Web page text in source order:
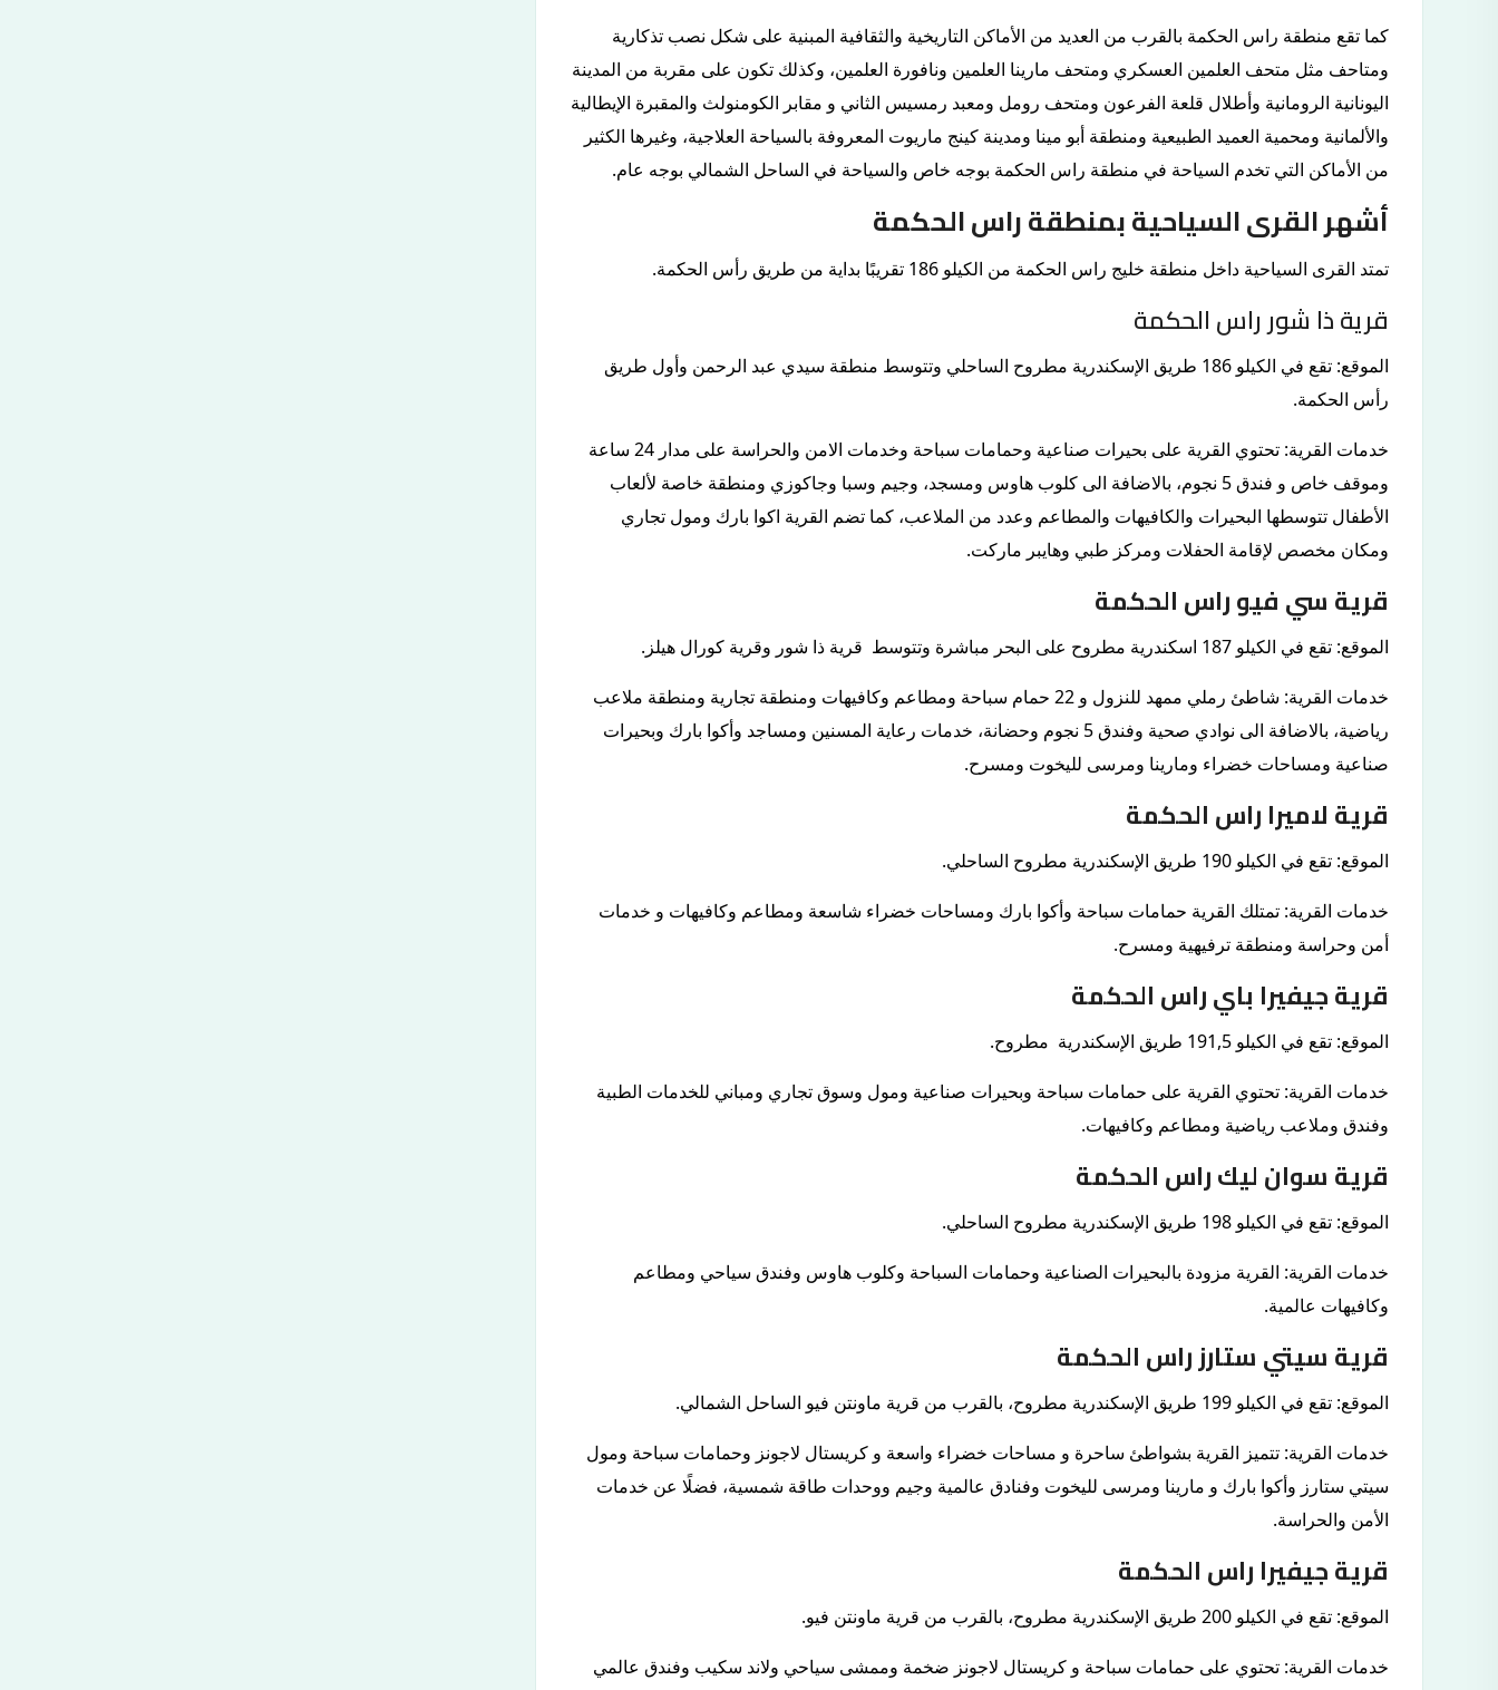
كما تقع منطقة راس الحكمة بالقرب من العديد من الأماكن التاريخية والثقافية المبنية على شكل نصب تذكارية
ومتاحف مثل متحف العلمين العسكري ومتحف مارينا العلمين ونافورة العلمين، وكذلك تكون على مقربة من المدينة
اليونانية الرومانية وأطلال قلعة الفرعون ومتحف رومل ومعبد رمسيس الثاني و مقابر الكومنولث والمقبرة الإيطالية
والألمانية ومحمية العميد الطبيعية ومنطقة أبو مينا ومدينة كينج ماريوت المعروفة بالسياحة العلاجية، وغيرها الكثير
من الأماكن التي تخدم السياحة في منطقة راس الحكمة بوجه خاص والسياحة في الساحل الشمالي بوجه عام.
أشهر القرى السياحية بمنطقة راس الحكمة
تمتد القرى السياحية داخل منطقة خليج راس الحكمة من الكيلو 186 تقريبًا بداية من طريق رأس الحكمة.
قرية ذا شور راس الحكمة
الموقع: تقع في الكيلو 186 طريق الإسكندرية مطروح الساحلي وتتوسط منطقة سيدي عبد الرحمن وأول طريق
رأس الحكمة.
خدمات القرية: تحتوي القرية على بحيرات صناعية وحمامات سباحة وخدمات الامن والحراسة على مدار 24 ساعة
وموقف خاص و فندق 5 نجوم، بالاضافة الى كلوب هاوس ومسجد، وجيم وسبا وجاكوزي ومنطقة خاصة لألعاب
الأطفال تتوسطها البحيرات والكافيهات والمطاعم وعدد من الملاعب، كما تضم القرية اكوا بارك ومول تجاري
ومكان مخصص لإقامة الحفلات ومركز طبي وهايبر ماركت.
قرية سي فيو راس الحكمة
الموقع: تقع في الكيلو 187 اسكندرية مطروح على البحر مباشرة وتتوسط قرية ذا شور وقرية كورال هيلز.
خدمات القرية: شاطئ رملي ممهد للنزول و 22 حمام سباحة ومطاعم وكافيهات ومنطقة تجارية ومنطقة ملاعب
رياضية، بالاضافة الى نوادي صحية وفندق 5 نجوم وحضانة، خدمات رعاية المسنين ومساجد وأكوا بارك وبحيرات
صناعية ومساحات خضراء ومارينا ومرسى لليخوت ومسرح.
قرية لاميرا راس الحكمة
الموقع: تقع في الكيلو 190 طريق الإسكندرية مطروح الساحلي.
خدمات القرية: تمتلك القرية حمامات سباحة وأكوا بارك ومساحات خضراء شاسعة ومطاعم وكافيهات و خدمات
أمن وحراسة ومنطقة ترفيهية ومسرح.
قرية جيفيرا باي راس الحكمة
الموقع: تقع في الكيلو 191,5 طريق الإسكندرية مطروح.
خدمات القرية: تحتوي القرية على حمامات سباحة وبحيرات صناعية ومول وسوق تجاري ومباني للخدمات الطبية
وفندق وملاعب رياضية ومطاعم وكافيهات.
قرية سوان ليك راس الحكمة
الموقع: تقع في الكيلو 198 طريق الإسكندرية مطروح الساحلي.
خدمات القرية: القرية مزودة بالبحيرات الصناعية وحمامات السباحة وكلوب هاوس وفندق سياحي ومطاعم
وكافيهات عالمية.
قرية سيتي ستارز راس الحكمة
الموقع: تقع في الكيلو 199 طريق الإسكندرية مطروح، بالقرب من قرية ماونتن فيو الساحل الشمالي.
خدمات القرية: تتميز القرية بشواطئ ساحرة و مساحات خضراء واسعة و كريستال لاجونز وحمامات سباحة ومول
سيتي ستارز وأكوا بارك و مارينا ومرسى لليخوت وفنادق عالمية وجيم ووحدات طاقة شمسية، فضلًا عن خدمات
الأمن والحراسة.
قرية جيفيرا راس الحكمة
الموقع: تقع في الكيلو 200 طريق الإسكندرية مطروح، بالقرب من قرية ماونتن فيو.
خدمات القرية: تحتوي على حمامات سباحة و كريستال لاجونز ضخمة وممشى سياحي ولاند سكيب وفندق عالمي